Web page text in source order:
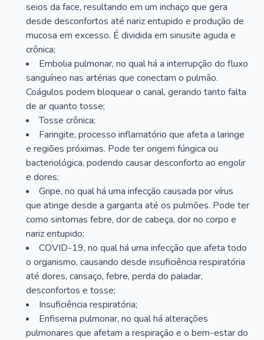
seios da face, resultando em um inchaço que gera
desde desconfortos até nariz entupido e produção de
mucosa em excesso. É dividida em sinusite aguda e
crônica;
Embolia pulmonar, no qual há a interrupção do fluxo
sanguíneo nas artérias que conectam o pulmão.
Coágulos podem bloquear o canal, gerando tanto falta
de ar quanto tosse;
Tosse crônica;
Faringite, processo inflamatório que afeta a laringe
e regiões próximas. Pode ter origem fúngica ou
bacteriológica, podendo causar desconforto ao engolir
e dores;
Gripe, no qual há uma infecção causada por vírus
que atinge desde a garganta até os pulmões. Pode ter
como sintomas febre, dor de cabeça, dor no corpo e
nariz entupido;
COVID-19, no qual há uma infecção que afeta todo
o organismo, causando desde insuficiência respiratória
até dores, cansaço, febre, perda do paladar,
desconfortos e tosse;
Insuficiência respiratória;
Enfisema pulmonar, no qual há alterações
pulmonares que afetam a respiração e o bem-estar do